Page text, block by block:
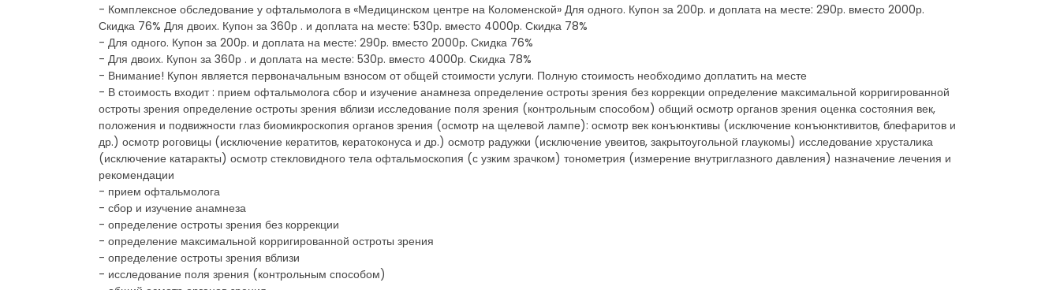
- Комплексное обследование у офтальмолога в «Медицинском центре на Коломенской» Для одного. Купон за 200р. и доплата на месте: 290р. вместо 2000р.
Скидка 76% Для двоих. Купон за 360р . и доплата на месте: 530р. вместо 4000р. Скидка 78%
- Для одного. Купон за 200р. и доплата на месте: 290р. вместо 2000р. Скидка 76%
- Для двоих. Купон за 360р . и доплата на месте: 530р. вместо 4000р. Скидка 78%
- Внимание! Купон является первоначальным взносом от общей стоимости услуги. Полную стоимость необходимо доплатить на месте
- В стоимость входит : прием офтальмолога сбор и изучение анамнеза определение остроты зрения без коррекции определение максимальной корригированной
остроты зрения определение остроты зрения вблизи исследование поля зрения (контрольным способом) общий осмотр органов зрения оценка состояния век,
положения и подвижности глаз биомикроскопия органов зрения (осмотр на щелевой лампе): осмотр век конъюнктивы (исключение конъюнктивитов, блефаритов и
др.) осмотр роговицы (исключение кератитов, кератоконуса и др.) осмотр радужки (исключение увеитов, закрытоугольной глаукомы) исследование хрусталика
(исключение катаракты) осмотр стекловидного тела офтальмоскопия (с узким зрачком) тонометрия (измерение внутриглазного давления) назначение лечения и
рекомендации
- прием офтальмолога
- сбор и изучение анамнеза
- определение остроты зрения без коррекции
- определение максимальной корригированной остроты зрения
- определение остроты зрения вблизи
- исследование поля зрения (контрольным способом)